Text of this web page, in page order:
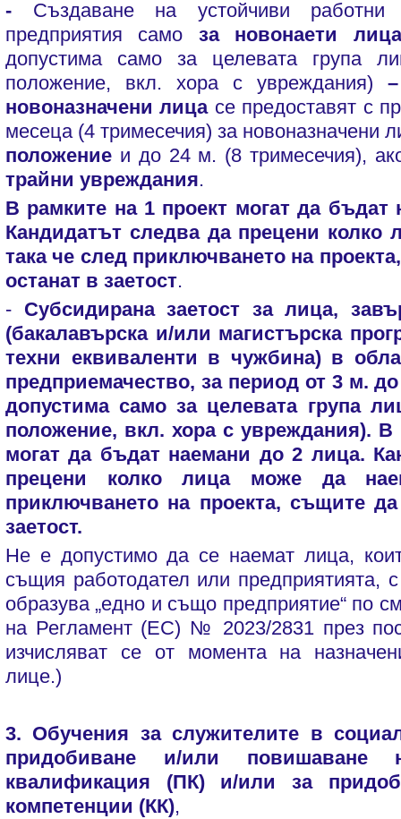
- Създаване на устойчиви
предприятия само за новонаети лица
допустима само за целевата група
положение, вкл. хора с увреждания)
новоназначени лица се предоставят с
месеца (4 тримесечия) за новоназначени
положение и до 24 м. (8 тримесечия),
трайни увреждания.
В рамките на 1 проект могат да бъдат
Кандидатът следва да прецени колко
така че след приключването на
останат в заетост.
- Субсидирана заетост за лица,
(бакалавърска и/или магистърска
техни еквиваленти в чужбина) в
предприемачество, за период от 3 м.
допустима само за целевата група
положение, вкл. хора с увреждания). В
могат да бъдат наемани до 2 лица.
прецени колко лица може да
приключването на проекта, същите
заетост.
Не е допустимо да се наемат лица,
същия работодател или предприятията,
образува „едно и също предприятие“ по
на Регламент (ЕС) № 2023/2831 през
изчисляват се от момента на
лице.)
3. Обучения за служителите в
придобиване и/или повишаване
квалификация (ПК) и/или за
компетенции (КК),